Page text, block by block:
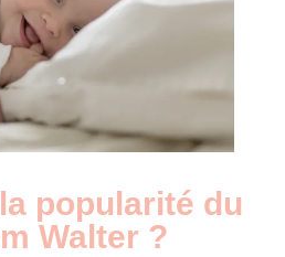
popularité du
Walter ?